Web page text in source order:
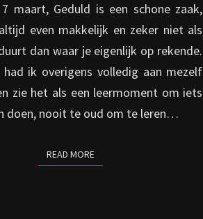
DO
maart, Geduld is een schone zaak,
even makkelijk en zeker niet als
dan waar je eigenlijk op rekende.
ik overigens volledig aan mezelf
zie het als een leermoment om iets
doen, nooit te oud om te leren…
READ MOREREAD MORE